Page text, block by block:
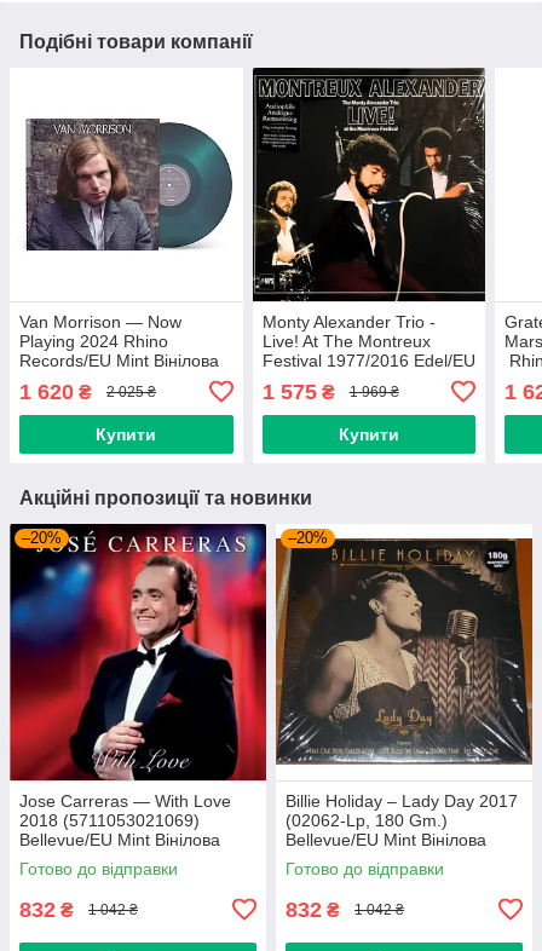
Подібні товари компанії
Van Morrison — Now
Playing 2024 Rhino
Records/EU Mint Вінілова
1 620 ₴ 2 025 ₴
Купити
Monty Alexander Trio -
Live! At The Montreux
Festival 1977/2016 Edel/EU
(art.246144)
1 575₴ 1 969 ₴
Купити
1
Акційні пропозиції та новинки
–20%
Jose Carreras — With Love
2018 (5711053021069)
Bellevue/EU Mint Вінілова
платівка (art.239665)
Готово до відправки
832 ₴ 1 042 ₴
–20%
Billie Holiday – Lady Day 2017
(02062-Lp, 180 Gm.)
Bellevue/EU Mint Вінілова
платівка (art.238958)
Готово до відправки
832 ₴ 1 042 ₴